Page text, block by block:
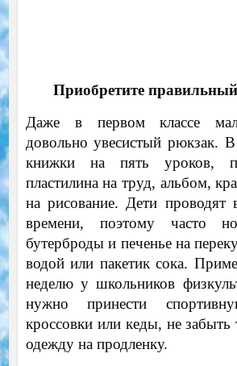
Приобретите
Даже в первом классе
довольно увесистый рюкзак.
книжки на пять уроков,
пластилина на труд, альбом,
на рисование. Дети проводят
времени, поэтому часто
бутерброды и печенье на
водой или пакетик сока.
неделю у школьников
нужно принести
кроссовки или кеды, не
одежду на продленку.